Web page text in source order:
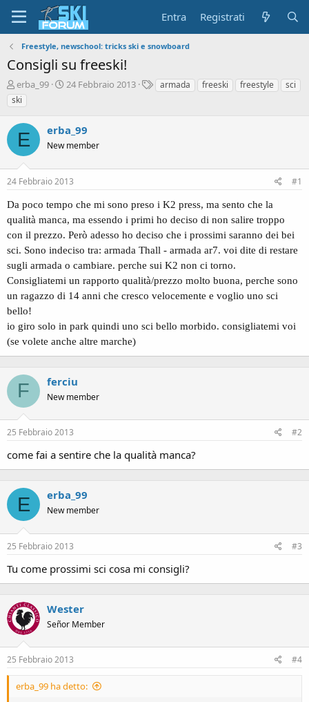
Entra Registrati
Freestyle, newschool: tricks ski e snowboard
Consigli su freeski!
A
u
t
o
r
e
d
i
s
u
s
s
i
o
n
e
erba_99
D
d
'
n
i
i
o
24 Febbraio 2013
Tarmada freeski freestyle
sci
ski
E erba_99
New member
24 Febbraio 2013 #1
Da poco tempo che mi sono preso i K2 press, ma sento che la
qualità manca, ma essendo i primi ho deciso di non salire troppo
con il prezzo. Però adesso ho deciso che i prossimi saranno dei bei
sci. Sono indeciso tra: armada Thall - armada ar7. voi dite di restare
sugli armada o cambiare. perche sui K2 non ci torno.
Consigliatemi un rapporto qualità/prezzo molto buona, perche sono
un ragazzo di 14 anni che cresco velocemente e voglio uno sci
bello!
io giro solo in park quindi uno sci bello morbido. consigliatemi voi
(se volete anche altre marche)
F ferciu
New member
25 Febbraio 2013 #2
come fai a sentire che la qualità manca?
E erba_99
New member
25 Febbraio 2013 #3
Tu come prossimi sci cosa mi consigli?
Wester
Señor Member
25 Febbraio 2013 #4
erba_99 ha detto: